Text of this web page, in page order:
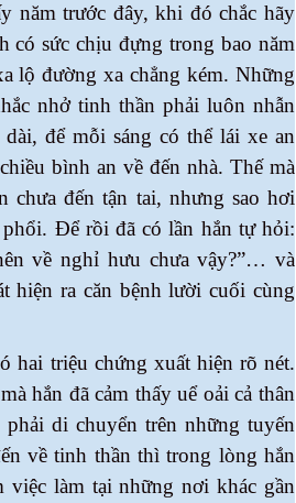
trước đây, khi đó chắc hãy
có sức chịu đựng trong bao năm
lộ đường xa chẳng kém. Những
nhở tinh thần phải luôn nhẫn
để mỗi sáng có thể lái xe an
bình an về đến nhà. Thế mà
đến tận tai, nhưng sao hơi
Để rồi đã có lần hắn tự hỏi:
về nghỉ hưu chưa vậy?”… và
hiện ra căn bệnh lười cuối cùng
triệu chứng xuất hiện rõ nét.
hắn đã cảm thấy uể oải cả thân
di chuyển trên những tuyến
về tinh thần thì trong lòng hắn
làm tại những nơi khác gần